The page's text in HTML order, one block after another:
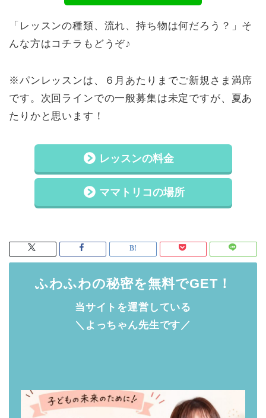
「レッスンの種類、流れ、持ち物は何だろう？」そ
んな方はコチラもどうぞ♪
※パンレッスンは、６月あたりまでご新規さま満席
です。次回ラインでの一般募集は未定ですが、夏あ
たりかと思います！
レッスンの料金
ママトリコの場所
ふわふわの秘密を無料でGET！
当サイトを運営している
＼よっちゃん先生です／